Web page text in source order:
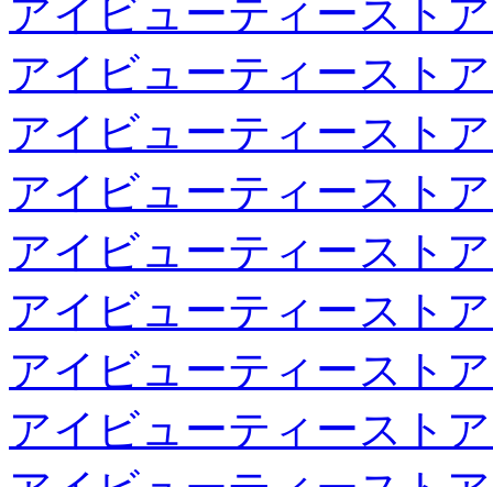
アイビューティースト
アイビューティースト
アイビューティースト
アイビューティースト
アイビューティースト
アイビューティースト
アイビューティースト
アイビューティースト